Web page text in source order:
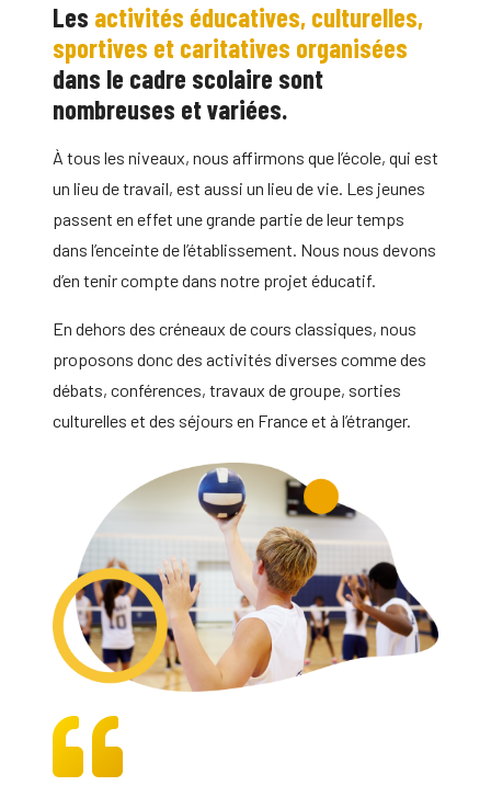
Les activités éducatives, culturelles,
sportives et caritatives organisées
dans le cadre scolaire sont
nombreuses et variées.
À tous les niveaux, nous affirmons que l’école, qui est
un lieu de travail, est aussi un lieu de vie. Les jeunes
passent en effet une grande partie de leur temps
dans l’enceinte de l’établissement. Nous nous devons
d’en tenir compte dans notre projet éducatif.
En dehors des créneaux de cours classiques, nous
proposons donc des activités diverses comme des
débats, conférences, travaux de groupe, sorties
culturelles et des séjours en France et à l’étranger.